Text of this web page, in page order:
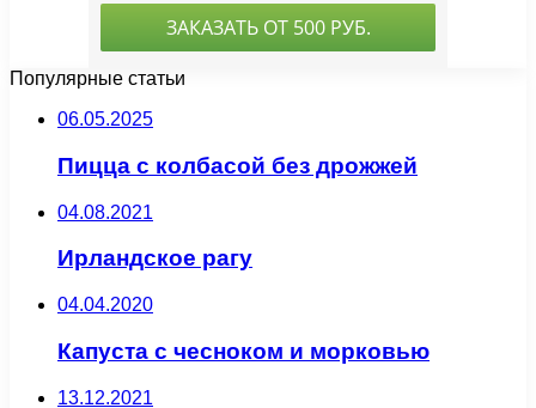
Популярные статьи
06.05.2025
Пицца с колбасой без дрожжей
04.08.2021
Ирландское рагу
04.04.2020
Капуста с чесноком и морковью
13.12.2021